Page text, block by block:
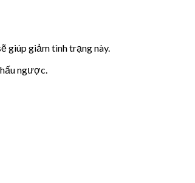
giúp giảm tình trạng này.
ngược.